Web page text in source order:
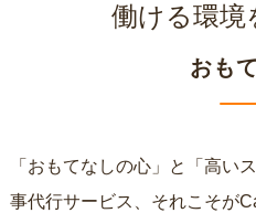
働ける環境
おも
「おもてなしの心」と「高い
事代行サービス、それこそが